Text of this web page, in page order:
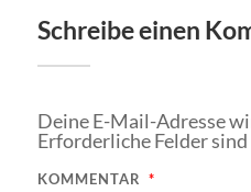
Schreibe einen
Deine E-Mail-Adresse
Erforderliche Felder
KOMMENTAR *